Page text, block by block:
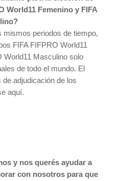
World11 Femenino y FIFA
mismos periodos de tiempo,
FIFA FIFPRO World11
World11 Masculino solo
de todo el mundo. El
adjudicación de los
aquí.
y nos querés ayudar a
con nosotros para que